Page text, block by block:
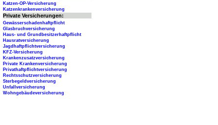
Katzen-OP-Versicherung
Katzenkrankenversicherung
Private Versicherungen:
Gewässerschadenhaftpflicht
Glasbruchversicherung
Haus- und Grundbesitzerhaftpflicht
Hausratversicherung
Jagdhaftpflichtversicherung
KFZ-Versicherung
Krankenzusatzversicherung
Private Krankenversicherung
Privathaftpflichtversicherung
Rechtsschutzversicherung
Sterbegeldversicherung
Unfallversicherung
Wohngebäudeversicherung